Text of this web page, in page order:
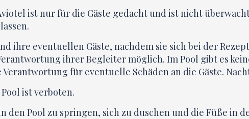
ist nur für die Gäste gedacht und ist nicht
ihre eventuellen Gäste, nachdem sie sich bei der
ihrer Begleiter möglich. Im Pool gibt es
für eventuelle Schäden an die Gäste.
ist verboten.
den Pool zu springen, sich zu duschen und die Füße in